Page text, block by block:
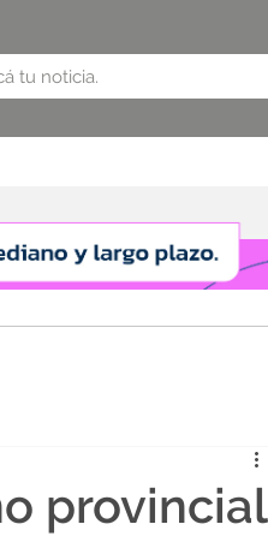
provincial